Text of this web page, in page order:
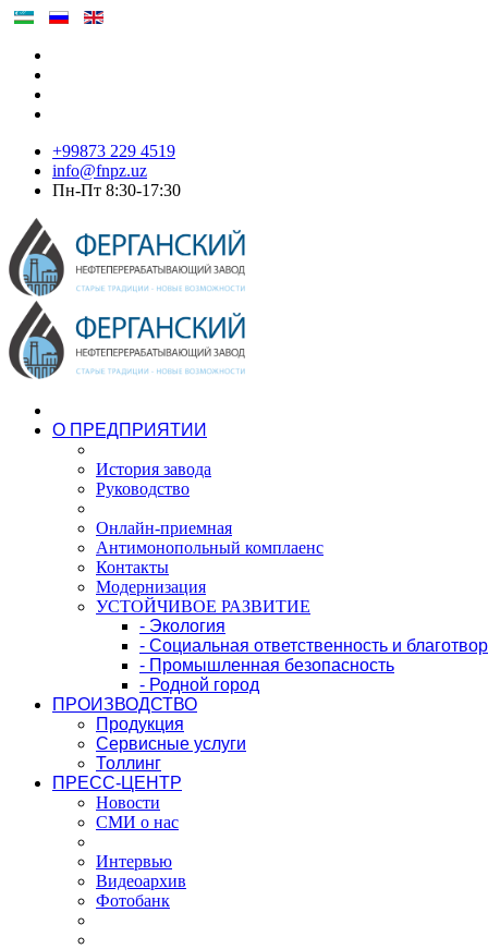
+99873 229 4519
info@fnpz.uz
Пн-Пт 8:30-17:30
О ПРЕДПРИЯТИИ
История завода
Руководство
Онлайн-приемная
Антимонопольный комплаенс
Контакты
Модернизация
УСТОЙЧИВОЕ РАЗВИТИЕ
- Экология
- Социальная ответственность и
- Промышленная безопасность
- Родной город
ПРОИЗВОДСТВО
Продукция
Сервисные услуги
Толлинг
ПРЕСС-ЦЕНТР
Новости
СМИ о нас
Интервью
Видеоархив
Фотобанк